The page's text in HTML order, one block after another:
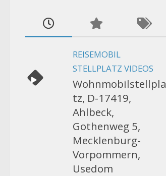
REISEMOBIL
STELLPLATZ VIDEOS
Wohnmobilstellpla
tz, D-17419,
Ahlbeck,
Gothenweg 5,
Mecklenburg-
Vorpommern,
Usedom